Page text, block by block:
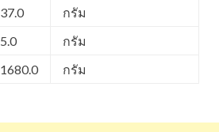
37.0
กรัม
5.0
กรัม
1680.0 กรัม